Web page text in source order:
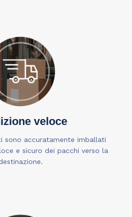
veloce
sono accuratamente imballati
e sicuro dei pacchi verso la